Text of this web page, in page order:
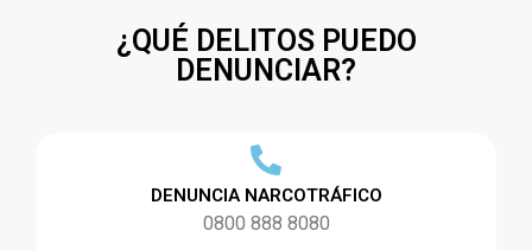
¿QUÉ DELITOS PUEDO
DENUNCIAR?
DENUNCIA NARCOTRÁFICO
0800 888 8080